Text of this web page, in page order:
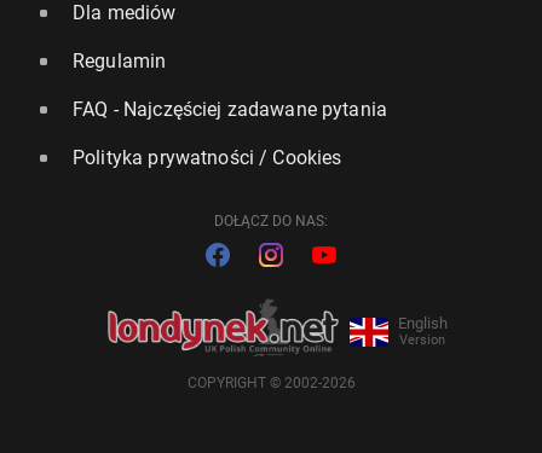
Dla mediów
Regulamin
FAQ - Najczęściej zadawane pytania
Polityka prywatności / Cookies
DOŁĄCZ DO NAS:
English
Version
COPYRIGHT © 2002-2026